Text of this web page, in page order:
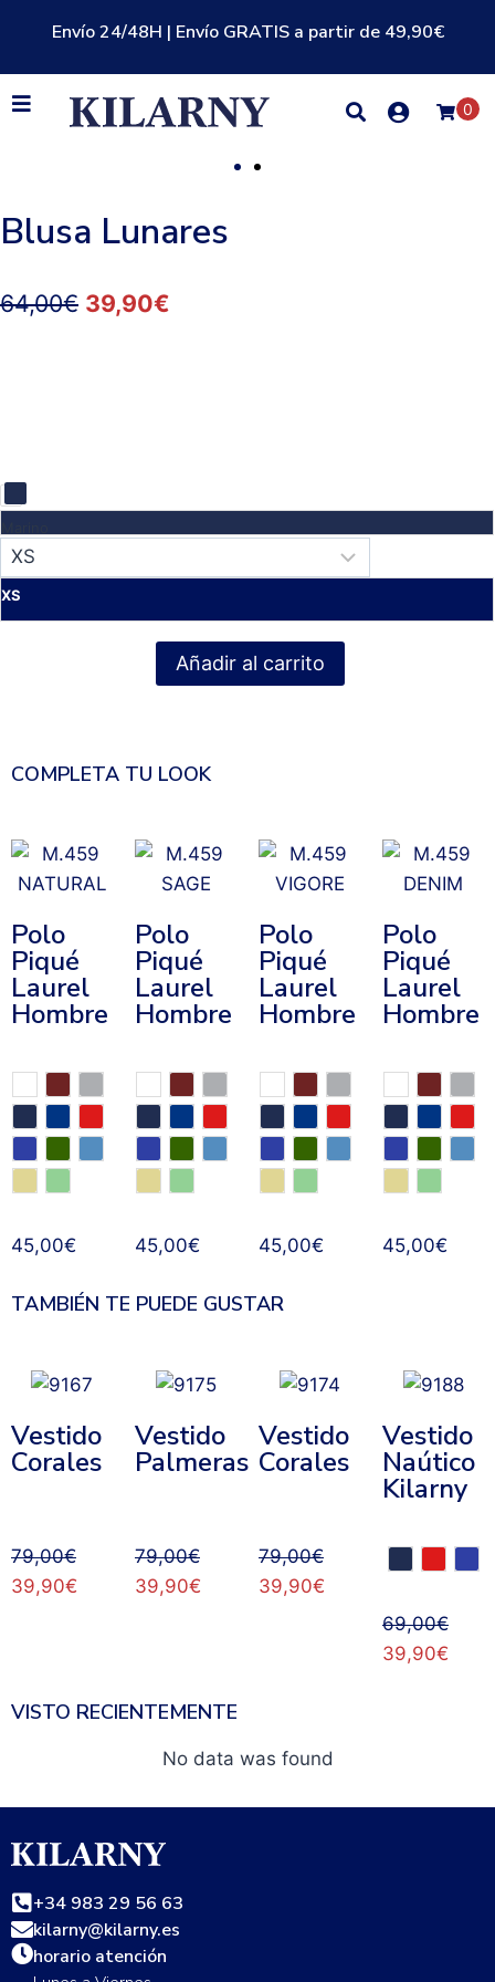
Envío 24/48H | Envío GRATIS a partir de 49,90€
0
Blusa Lunares
64,00€ 39,90€
XS
Añadir al carrito
COMPLETA TU LOOK
Polo
Piqué
Laurel
Hombre
45,00€
Polo
Piqué
Laurel
Hombre
45,00€
Polo
Piqué
Laurel
Hombre
45,00€
Polo
Piqué
Laurel
Hombre
45,00€
TAMBIÉN TE PUEDE GUSTAR
Vestido
Corales
79,00€
39,90€
Vestido
Palmeras
79,00€
39,90€
Vestido
Corales
79,00€
39,90€
Vestido
Naútico
Kilarny
69,00€
39,90€
VISTO RECIENTEMENTE
No data was found
+34 983 29 56 63
kilarny@kilarny.es
horario atención